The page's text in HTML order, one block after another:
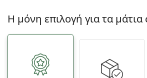
Η μόνη επιλογή για τα μάτια